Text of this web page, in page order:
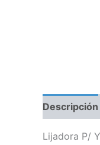
Descripción
Lijadora P/